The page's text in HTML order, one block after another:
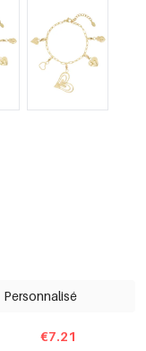
Personnalisé
€7.21